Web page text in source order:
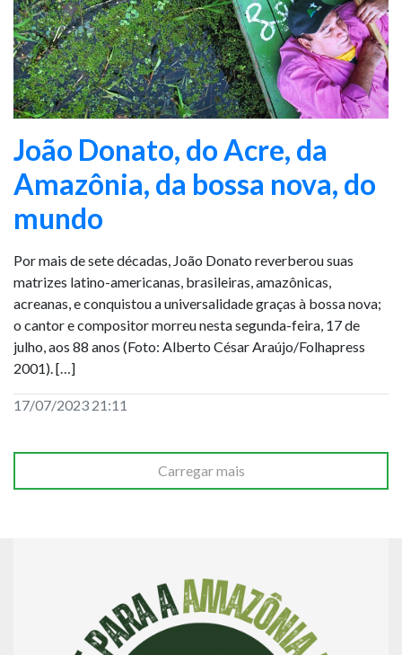
João Donato, do Acre, da
Amazônia, da bossa nova, do
mundo
Por mais de sete décadas, João Donato reverberou suas
matrizes latino-americanas, brasileiras, amazônicas,
acreanas, e conquistou a universalidade graças à bossa nova;
o cantor e compositor morreu nesta segunda-feira, 17 de
julho, aos 88 anos (Foto: Alberto César Araújo/Folhapress
2001). […]
17/07/2023 21:11
Carregar mais